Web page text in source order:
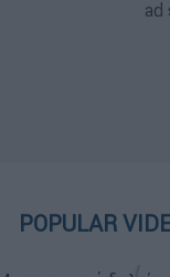
POPULAR